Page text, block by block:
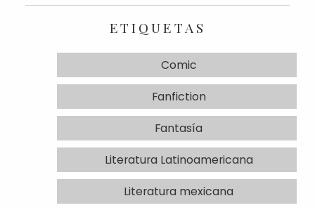
ETIQUETAS
Comic
Fanfiction
Fantasía
Literatura Latinoamericana
Literatura mexicana